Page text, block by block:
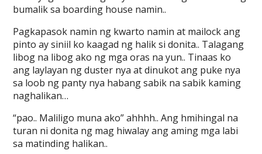
bumalik sa boarding house namin..
Pagkapasok namin ng kwarto namin at mailock ang
pinto ay siniil ko kaagad ng halik si donita.. Talagang
libog na libog ako ng mga oras na yun.. Tinaas ko
ang laylayan ng duster nya at dinukot ang puke nya
sa loob ng panty nya habang sabik na sabik kaming
naghalikan…
“pao.. Maliligo muna ako” ahhhh.. Ang hmihingal na
turan ni donita ng mag hiwalay ang aming mga labi
sa matinding halikan..